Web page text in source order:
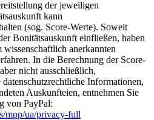
der jeweiligen
kann
(sog. Score-Werte). Soweit
Bonitätsauskunft einfließen, haben
anerkannten
In die Berechnung der Score-
nicht ausschließlich,
Informationen,
Auskunfteien, entnehmen Sie
von PayPal:
mpp/ua/privacy-full